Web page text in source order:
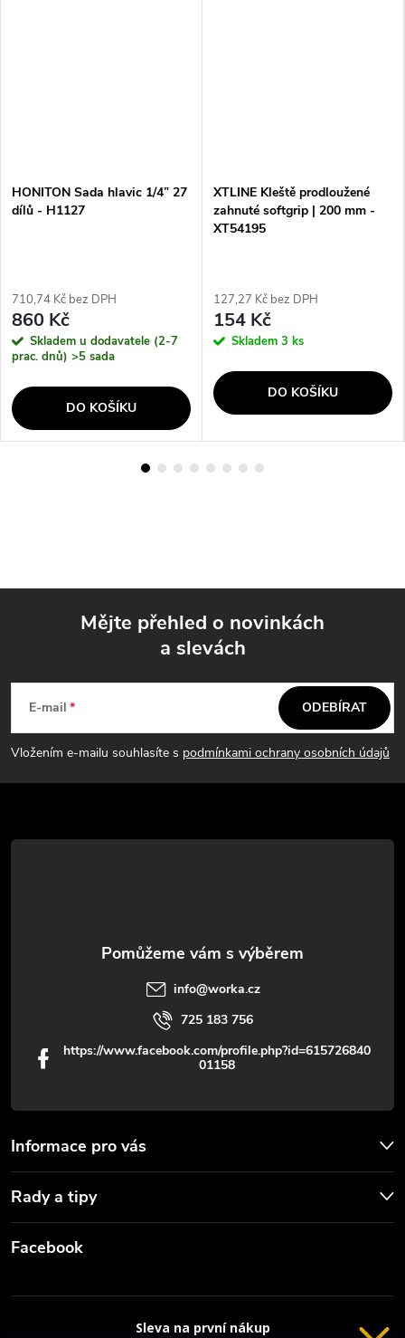
HONITON Sada hlavic 1/4” 27
dílů - H1127
710,74 Kč bez DPH
860 Kč
Skladem u dodavatele (2-7
prac. dnů) >5 sada
DO KOŠÍKU
XTLINE Kleště prodloužené
zahnuté softgrip | 200 mm -
XT54195
127,27 Kč bez DPH
154 Kč
Skladem 3 ks
DO KOŠÍKU
p
a
t
Mějte přehled o novinkách
a slevách
E-mail
Vložením e-mailu souhlasíte s podmínkami ochrany osobních údajů
ODEBÍRAT
Informace pro vás
Rady a tipy
info@worka.cz
725 183 756
https://www.facebook.com/profile.php?id=615726840
01158
Facebook
Sleva na první nákup